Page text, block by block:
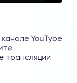
YouTybe
трансляции